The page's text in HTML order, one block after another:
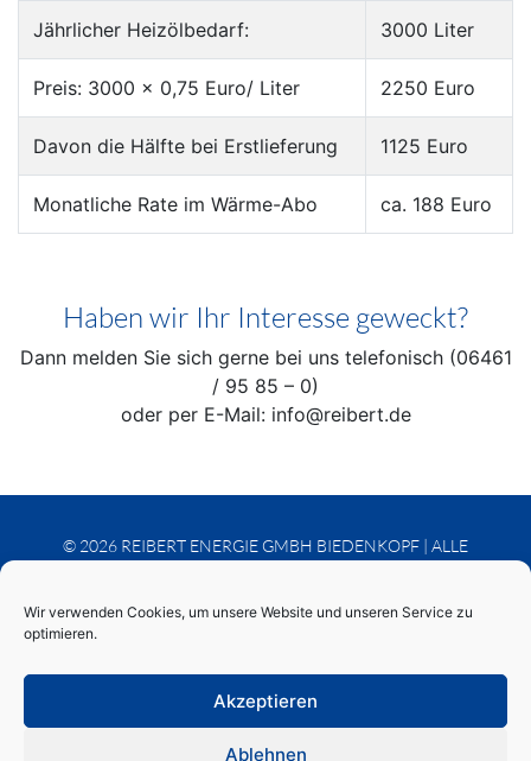
Wir verwenden Cookies, um unsere Website und unseren Service zu
optimieren.
Akzeptieren
Ablehnen
Jährlicher Heizölbedarf: 3000 Liter
Preis: 3000 x 0,75 Euro/ Liter 2250 Euro
Davon die Hälfte bei Erstlieferung 1125 Euro
Monatliche Rate im Wärme-Abo ca. 188 Euro
Haben wir Ihr Interesse geweckt?
Dann melden Sie sich gerne bei uns telefonisch (06461
/ 95 85 – 0)
oder per E-Mail: info@reibert.de
© 2026 REIBERT ENERGIE GMBH BIEDENKOPF | ALLE
INTERMEDIA PETERS GMBH | WERBEAGENTUR
DATENSCHUTZERKLÄRUNG
COOKIE-RICHTLINIE (EU)